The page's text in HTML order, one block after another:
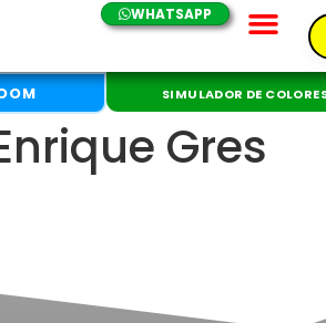
WHATSAPP
SIMULADOR DE
Gres